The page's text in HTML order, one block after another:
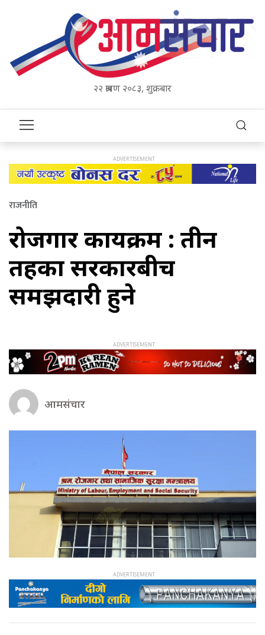
२२ श्रावण २०८३, शुक्रबार
राजनीति
रोजगार कार्यक्रम : तीन
तहका सरकारबीच
समझदारी हुने
आमसंचार